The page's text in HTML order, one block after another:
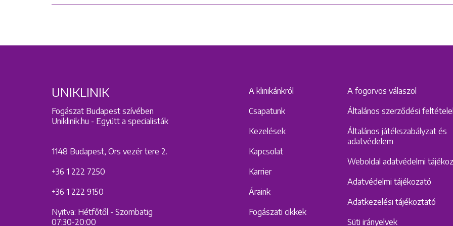
UNIKLINIK
Fogászat Budapest szívében
Uniklinik.hu - Együtt a specialisták
1148 Budapest, Örs vezér tere 2.
+36 1 222 7250
+36 1 222 9150
Nyitva: Hétfőtől - Szombatig
07:30-20:00
A klinikánkról
Csapatunk
Kezelések
Kapcsolat
Karrier
Áraink
Fogászati cikkek
A fogorvos válaszol
Általános szerződési
Általános játékszabályzat és
adatvédelem
Weboldal adatvédelmi
Adatvédelmi tájékozató
Adatkezelési tájékoztató
Süti irányelvek